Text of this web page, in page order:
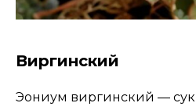
Виргинский
Эониум виргинский —